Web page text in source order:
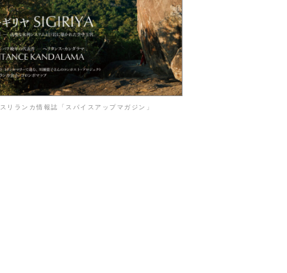
スリランカ情報誌「スパイスアップマガジン」